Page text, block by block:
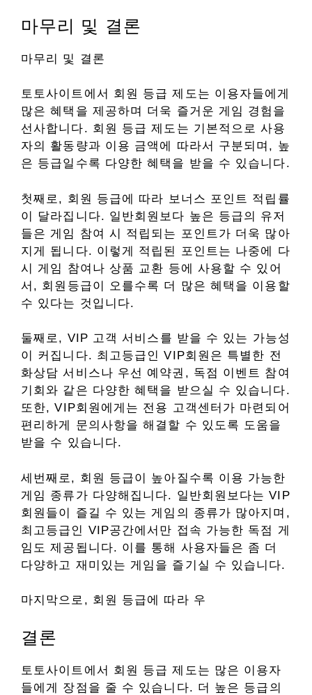
마무리 및 결론
마무리 및 결론
토토사이트에서 회원 등급 제도는 이용자들에게
많은 혜택을 제공하며 더욱 즐거운 게임 경험을
선사합니다. 회원 등급 제도는 기본적으로 사용
자의 활동량과 이용 금액에 따라서 구분되며, 높
은 등급일수록 다양한 혜택을 받을 수 있습니다.
첫째로, 회원 등급에 따라 보너스 포인트 적립률
이 달라집니다. 일반회원보다 높은 등급의 유저
들은 게임 참여 시 적립되는 포인트가 더욱 많아
지게 됩니다. 이렇게 적립된 포인트는 나중에 다
시 게임 참여나 상품 교환 등에 사용할 수 있어
서, 회원등급이 오를수록 더 많은 혜택을 이용할
수 있다는 것입니다.
둘째로, VIP 고객 서비스를 받을 수 있는 가능성
이 커집니다. 최고등급인 VIP회원은 특별한 전
화상담 서비스나 우선 예약권, 독점 이벤트 참여
기회와 같은 다양한 혜택을 받으실 수 있습니다.
또한, VIP회원에게는 전용 고객센터가 마련되어
편리하게 문의사항을 해결할 수 있도록 도움을
받을 수 있습니다.
세번째로, 회원 등급이 높아질수록 이용 가능한
게임 종류가 다양해집니다. 일반회원보다는 VIP
회원들이 즐길 수 있는 게임의 종류가 많아지며,
최고등급인 VIP공간에서만 접속 가능한 독점 게
임도 제공됩니다. 이를 통해 사용자들은 좀 더
다양하고 재미있는 게임을 즐기실 수 있습니다.
마지막으로, 회원 등급에 따라 우
결론
토토사이트에서 회원 등급 제도는 많은 이용자
들에게 장점을 줄 수 있습니다. 더 높은 등급의